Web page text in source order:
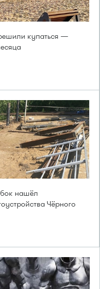
купаться —
нашёл
Чёрного